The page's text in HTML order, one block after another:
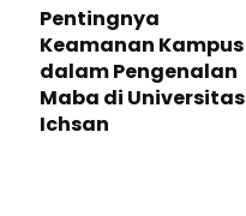
Pentingnya
Keamanan Kampus
dalam Pengenalan
Maba di Universitas
Ichsan